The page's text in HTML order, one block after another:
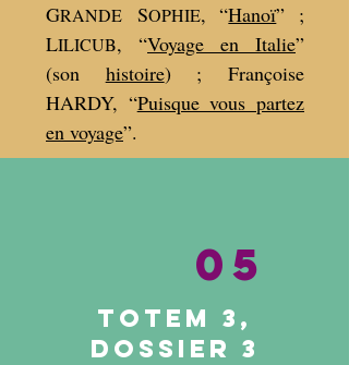
GRANDE SOPHIE, “Hanoï” ;
LILICUB, “Voyage en Italie”
(son histoire) ; Françoise
HARDY, “Puisque vous partez
en voyage”.
05
Totem 3,
dossier 3